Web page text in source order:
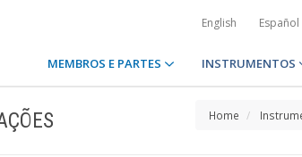
English Español
MEMBROS E PARTES INSTRUMENTOS
Home